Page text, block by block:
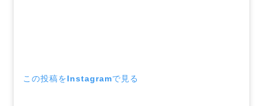
この投稿をInstagramで見る